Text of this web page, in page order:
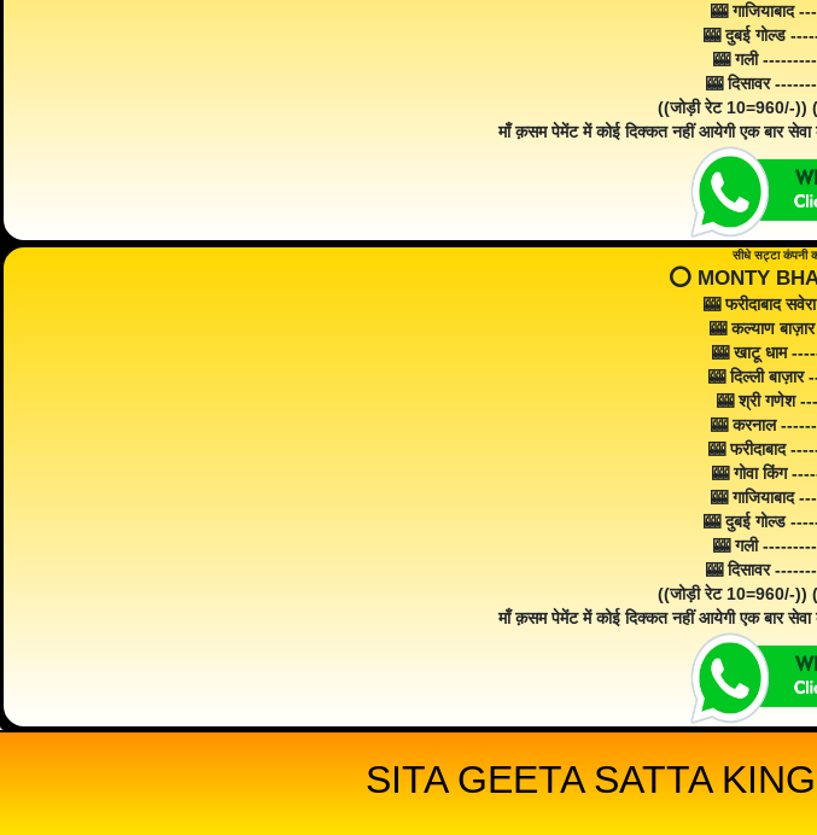
🎰 गाजियाबाद
🎰 दुबई गोल्ड
🎰 गली
🎰 दिसावर
((जोड़ी रेट 10=960/-
माँ क़सम पेमेंट में कोई दिक्कत नहीं आयेगी एक बार
सीधे सट्टा कंपनी
⭕️ MONTY
🎰 फरीदाबाद
🎰 कल्याण
🎰 खाटू धाम
🎰 दिल्ली
🎰 श्री गणेश
🎰 करनाल
🎰 फरीदाबाद
🎰 गोवा किंग
🎰 गाजियाबाद
🎰 दुबई गोल्ड
🎰 गली
🎰 दिसावर
((जोड़ी रेट 10=960/-
माँ क़सम पेमेंट में कोई दिक्कत नहीं आयेगी एक बार
SITA GEETA SATTA